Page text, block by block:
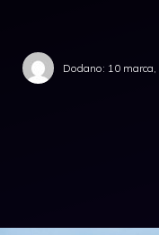
Dodano: 10